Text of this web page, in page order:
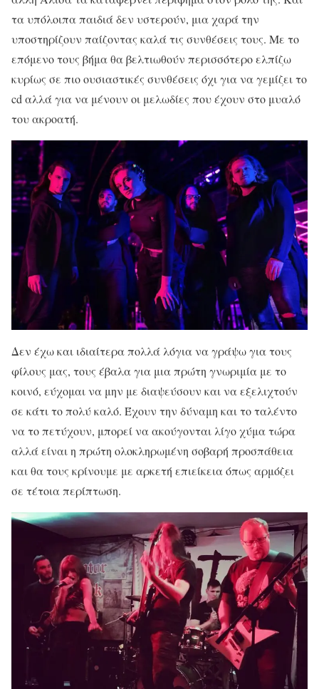
τα υπόλοιπα παιδιά δεν υστερούν, μια χαρά την
υποστηρίζουν παίζοντας καλά τις συνθέσεις τους. Με το
επόμενο τους βήμα θα βελτιωθούν περισσότερο ελπίζω
κυρίως σε πιο ουσιαστικές συνθέσεις όχι για να γεμίζει το
cd αλλά για να μένουν οι μελωδίες που έχουν στο μυαλό
του ακροατή.
Δεν έχω και ιδιαίτερα πολλά λόγια να γράψω για τους
φίλους μας, τους έβαλα για μια πρώτη γνωριμία με το
κοινό, εύχομαι να μην με διαψεύσουν και να εξελιχτούν
σε κάτι το πολύ καλό. Έχουν την δύναμη και το ταλέντο
να το πετύχουν, μπορεί να ακούγονται λίγο χύμα τώρα
αλλά είναι η πρώτη ολοκληρωμένη σοβαρή προσπάθεια
και θα τους κρίνουμε με αρκετή επιείκεια όπως αρμόζει
σε τέτοια περίπτωση.